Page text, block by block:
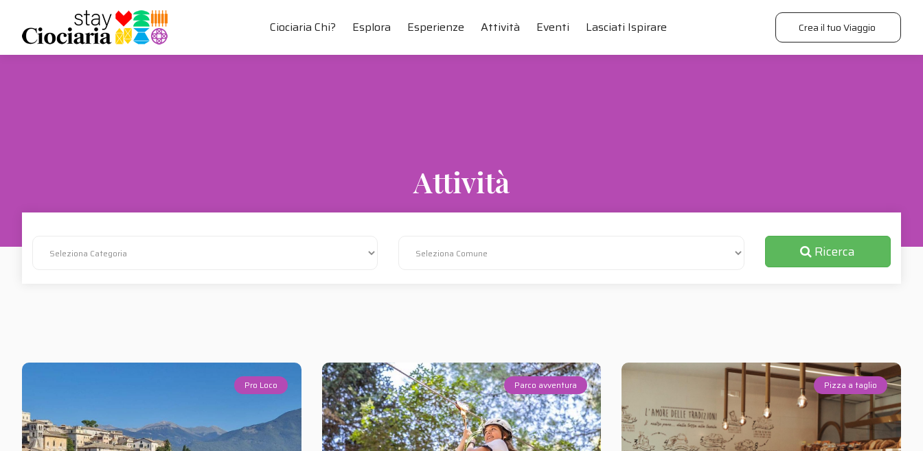
Crea il tuo Viaggio
Ciociaria Chi? Esplora Esperienze Attività Eventi Lasciati Ispirare
Attività
La Ciociaria più autentica in ogni nostra proposta
Ricerca
Pro Loco Parco avventura Pizza a taglio